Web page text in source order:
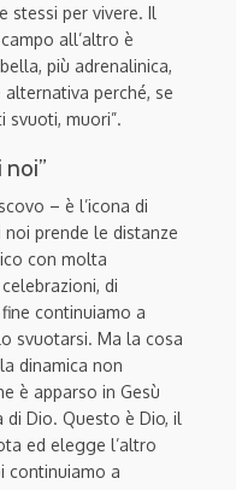
stessi per vivere. Il
all’altro è
più adrenalinica,
alternativa perché, se
svuoti, muori”.
– è l’icona di
prende le distanze
con molta
di
continuiamo a
svuotarsi. Ma la cosa
dinamica non
è apparso in Gesù
Dio. Questo è Dio, il
ed elegge l’altro
continuiamo a